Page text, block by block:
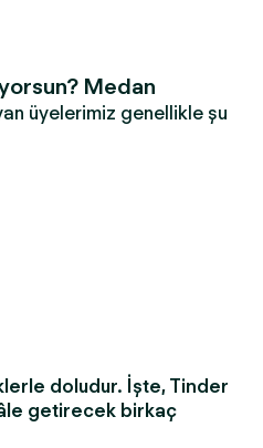
Medan
üyelerimiz genellikle şu
doludur. İşte, Tinder
getirecek birkaç